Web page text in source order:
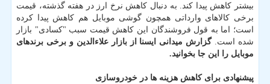
بیشتر كاهش پیدا كند. به دنبال كاهش نرخ ارز در هفته گذشته، قیمت
برخی كالاهای وارداتی همچون گوشی موبایل هم كاهش پیدا كرده
است؛ اما به قول فروشندگان این كاهش قیمت سبب "كسادی" بازار
شده است.گزارش میدانی ایسنا از بازار علاءالدین و برخی برندهای
موبایل را این جا بخوانید.
پیشنهادی برای كاهش هزینه ها در خودروسازی